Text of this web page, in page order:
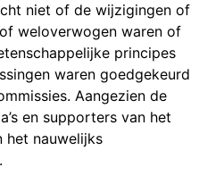
niet of de wijzigingen of
weloverwogen waren of
principes
waren goedgekeurd
Aangezien de
en supporters van het
het nauwelijks